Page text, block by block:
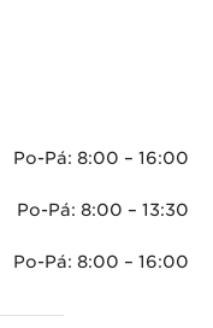
Po-Pá: 8:00 – 16:00
Po-Pá: 8:00 – 13:30
Po-Pá: 8:00 – 16:00